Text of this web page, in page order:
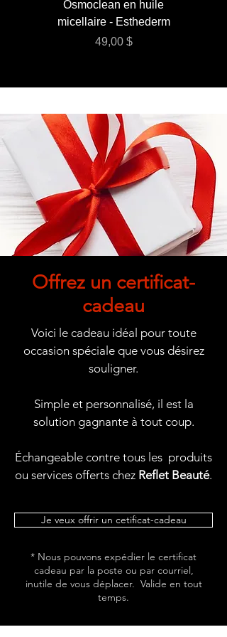
Osmoclean en huile
micellaire - Esthederm
Prix
49,00 $
Offrez un certificat-
cadeau
Voici le cadeau idéal pour toute
occasion spéciale que vous désirez
souligner.
Simple et personnalisé, il est la
solution gagnante à tout coup.
Échangeable contre tous les produits
ou services offerts chez Reflet Beauté.
Je veux offrir un cetificat-cadeau
* Nous pouvons expédier le certificat
cadeau par la poste ou par courriel,
inutile de vous déplacer. Valide en tout
temps.